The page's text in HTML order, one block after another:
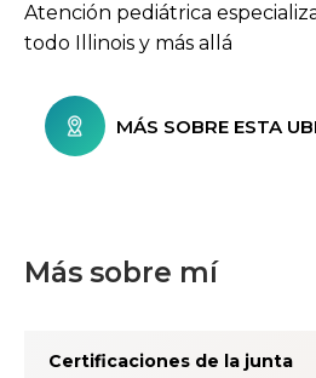
Atención pediátrica
todo Illinois y más allá
MÁS SOBRE ESTA
Más sobre mí
Certificaciones de la junta